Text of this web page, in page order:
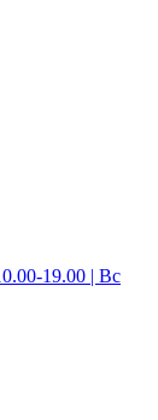
19.00 | Вс